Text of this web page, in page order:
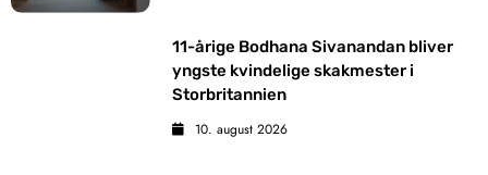
11-årige Bodhana Sivanandan bliver
yngste kvindelige skakmester i
Storbritannien
10. august 2026